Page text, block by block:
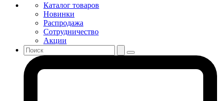
Каталог товаров
Новинки
Распродажа
Сотрудничество
Акции